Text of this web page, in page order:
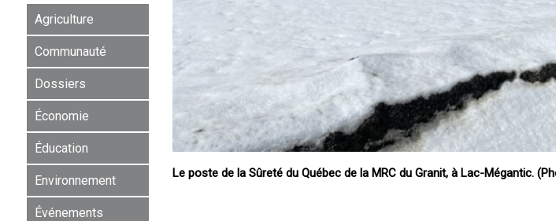
Agriculture
Communauté
Dossiers
Économie
Éducation
Environnement
Événements
Le poste de la Sûreté du Québec de la MRC du Granit, à Lac-Mégantic.